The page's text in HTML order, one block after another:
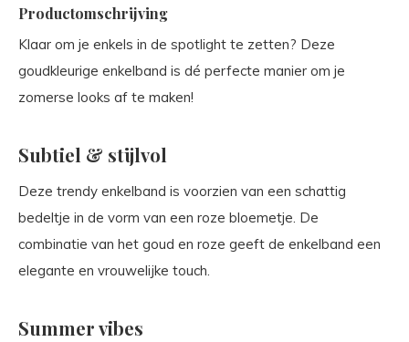
Productomschrijving
Klaar om je enkels in de spotlight te zetten? Deze
goudkleurige enkelband is dé perfecte manier om je
zomerse looks af te maken!
Subtiel & stijlvol
Deze trendy enkelband is voorzien van een schattig
bedeltje in de vorm van een roze bloemetje. De
combinatie van het goud en roze geeft de enkelband een
elegante en vrouwelijke touch.
Summer vibes